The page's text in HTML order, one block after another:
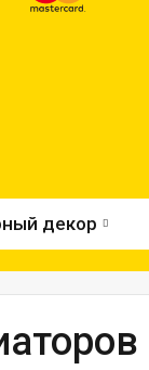
декор